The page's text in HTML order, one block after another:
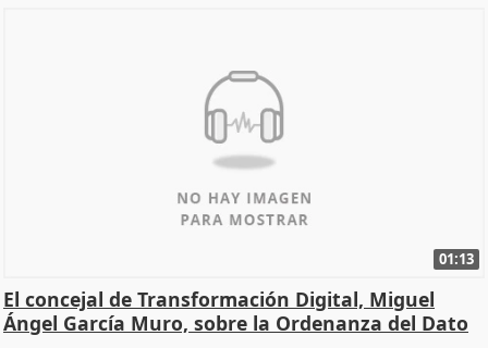
01:13
El concejal de Transformación Digital, Miguel
Ángel García Muro, sobre la Ordenanza del Dato